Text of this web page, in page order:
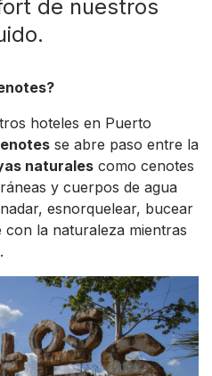
de nuestros
hoteles en Puerto
se abre paso entre la
naturales como cenotes
y cuerpos de agua
esnorquelear, bucear
la naturaleza mientras